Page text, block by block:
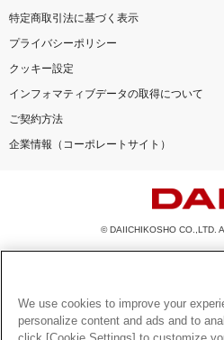
特定商取引法に基づく表示
プライバシーポリシー
クッキー設定
インフォマティブデータの取得について
ご契約方法
企業情報（コーポレートサイト）
© DAIICHIKOSHO CO.,LTD.
このサイトに掲載されている一切の文章・画
を問わず、著作権法の定める範囲を超えて無断
とを禁じます。
楽曲及びコンテンツは、機種によりご利用いた
We use cookies to improve your
personalize content and ads and to